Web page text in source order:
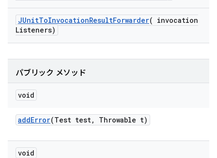
JUnitToInvocationResultForwarder( invocation
Listeners)
パブリック メソッド
void
addError(Test test, Throwable t)
void